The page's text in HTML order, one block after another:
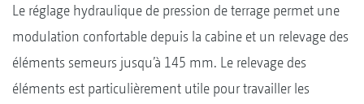
Le réglage hydraulique de pression de terrage permet une
modulation confortable depuis la cabine et un relevage des
éléments semeurs jusqu’à 145 mm. Le relevage des
éléments est particulièrement utile pour travailler les